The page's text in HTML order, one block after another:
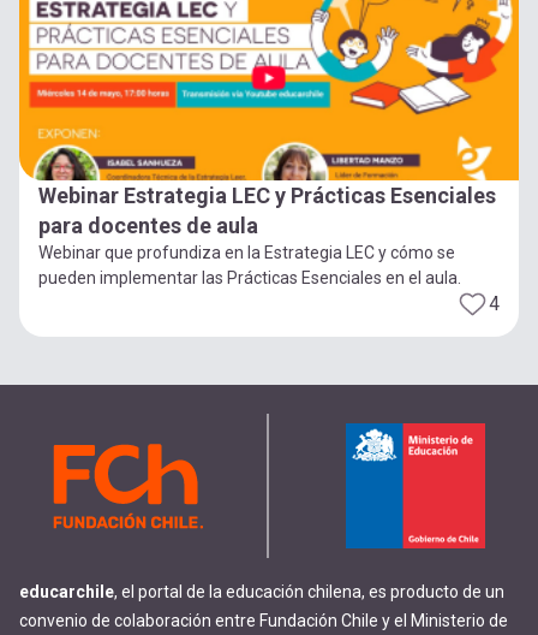
Webinar Estrategia LEC y Prácticas Esenciales
para docentes de aula
Webinar que profundiza en la Estrategia LEC y cómo se
pueden implementar las Prácticas Esenciales en el aula.
4
educarchile, el portal de la educación chilena, es producto de un
convenio de colaboración entre Fundación Chile y el Ministerio de